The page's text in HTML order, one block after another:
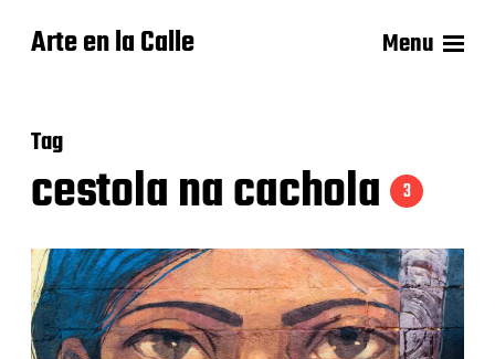
Arte en la Calle Menu
Tag
cestola na cachola 3